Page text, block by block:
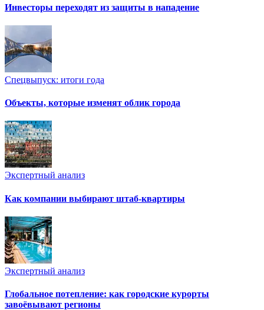
Инвесторы переходят из защиты в нападение
Спецвыпуск: итоги года
Объекты, которые изменят облик города
Экспертный анализ
Как компании выбирают штаб-квартиры
Экспертный анализ
Глобальное потепление: как городские курорты
завоёвывают регионы